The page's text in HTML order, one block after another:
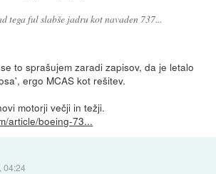
tega ful slabše jadru kot navaden 737...
to sprašujem zaradi zapisov, da je letalo
ergo MCAS kot rešitev.
motorji večji in težji.
article/boeing-73...
04:24